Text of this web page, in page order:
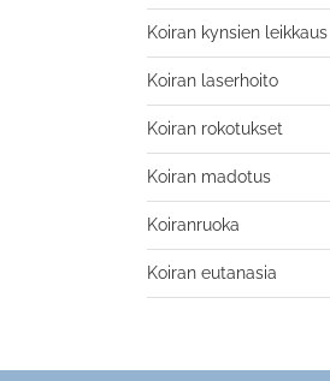
Koiran kynsien leikkaus
Koiran laserhoito
Koiran rokotukset
Koiran madotus
Koiranruoka
Koiran eutanasia